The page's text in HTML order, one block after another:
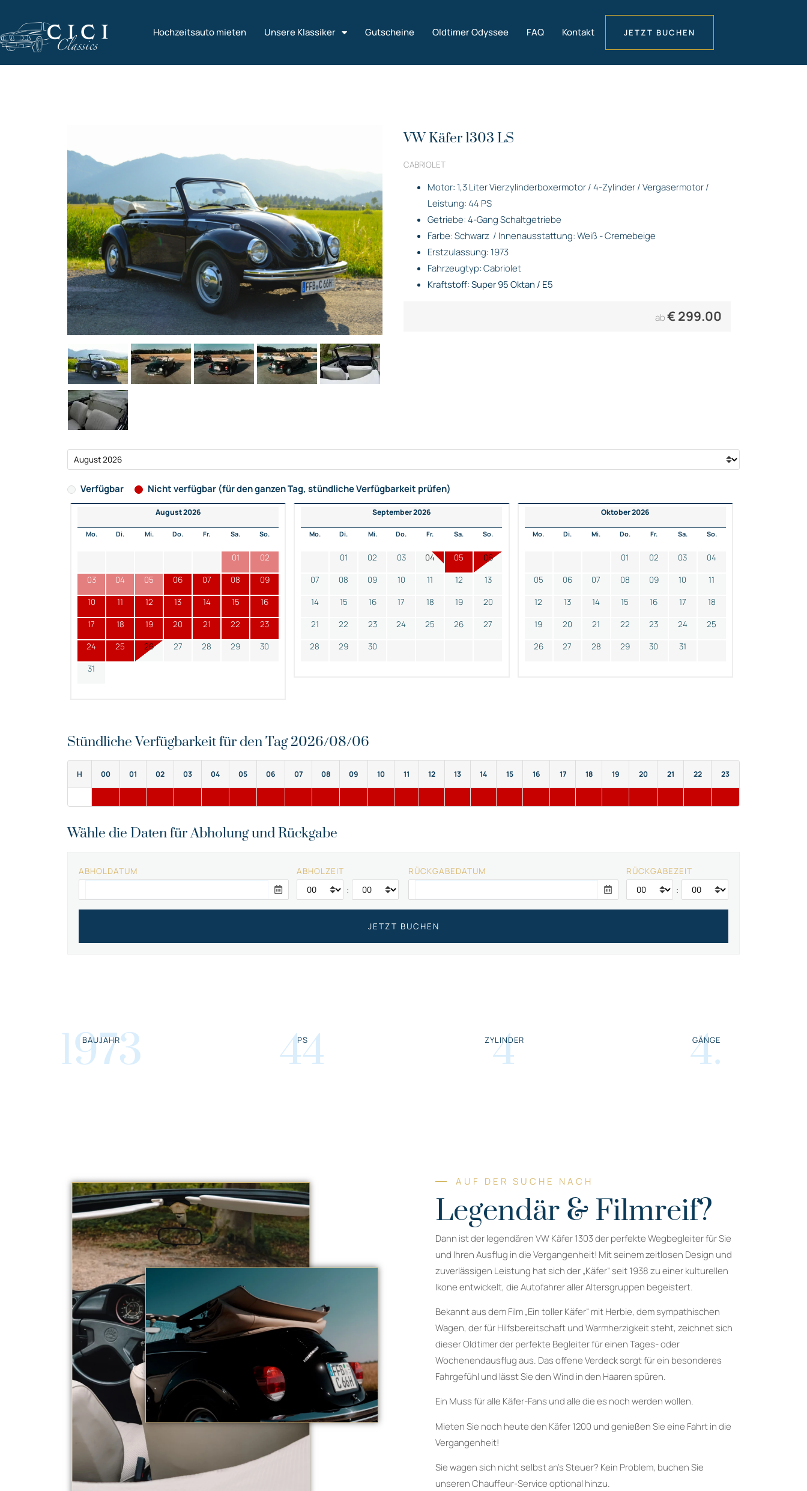
Hochzeitsauto mieten Unsere Klassiker Gutscheine Oldtimer Odyssee FAQ Kontakt JETZT BUCHEN
VW Käfer 1303 LS
CABRIOLET
Motor: 1,3 Liter Vierzylinderboxermotor / 4-Zylinder / Vergasermotor /
Leistung: 44 PS
Getriebe: 4-Gang Schaltgetriebe
Farbe: Schwarz / Innenausstattung: Weiß - Cremebeige
Erstzulassung: 1973
Fahrzeugtyp: Cabriolet
Kraftstoff: Super 95 Oktan / E5
ab€299.00
Verfügbar Nicht verfügbar (für den ganzen Tag, stündliche Verfügbarkeit prüfen)
August 2026
Mo. Di. Mi. Do. Fr. Sa. So.
01 02
03 04 05 06 07 08 09
10 11 12 13 14 15 16
17 18 19 20 21 22 23
24 25 26 27 28 29 30
31
September 2026
Mo. Di. Mi. Do. Fr. Sa. So.
01 02 03 04 05 06
07 08 09 10 11 12 13
14 15 16 17 18 19 20
21 22 23 24 25 26 27
28 29 30
Oktober 2026
Mo. Di. Mi. Do. Fr. Sa. So.
01 02 03 04
05 06 07 08 09 10 11
12 13 14 15 16 17 18
19 20 21 22 23 24 25
26 27 28 29 30 31
Stündliche Verfügbarkeit für den Tag 2026/08/06
H 00 01 02 03 04 05 06 07 08 09 10 11 12 13 14 15 16 17 18 19 20 21 22 23
Wähle die Daten für Abholung und Rückgabe
ABHOLDATUM ABHOLZEIT
:
RÜCKGABEDATUM RÜCKGABEZEIT
:
1973
BAUJAHR 44
PS 4
ZYLINDER 4.
GÄNGE
AUF DER SUCHE NACH
Legendär & Filmreif?
Dann ist der legendären VW Käfer 1303 der perfekte Wegbegleiter für Sie
und Ihren Ausflug in die Vergangenheit! Mit seinem zeitlosen Design und
zuverlässigen Leistung hat sich der „Käfer“ seit 1938 zu einer kulturellen
Ikone entwickelt, die Autofahrer aller Altersgruppen begeistert.
Bekannt aus dem Film „Ein toller Käfer“ mit Herbie, dem sympathischen
Wagen, der für Hilfsbereitschaft und Warmherzigkeit steht, zeichnet sich
dieser Oldtimer der perfekte Begleiter für einen Tages- oder
Wochenendausflug aus. Das offene Verdeck sorgt für ein besonderes
Fahrgefühl und lässt Sie den Wind in den Haaren spüren.
Ein Muss für alle Käfer-Fans und alle die es noch werden wollen.
Mieten Sie noch heute den Käfer 1200 und genießen Sie eine Fahrt in die
Vergangenheit!
Sie wagen sich nicht selbst an’s Steuer? Kein Problem, buchen Sie
unseren Chauffeur-Service optional hinzu.